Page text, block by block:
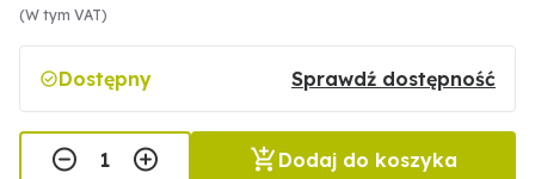
(W tym VAT)
Dostępny Sprawdź dostępność
Dodaj do koszyka